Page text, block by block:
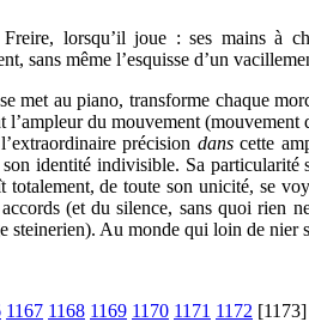
lorsqu’il joue : ses mains à
sans même l’esquisse d’un
met au piano, transforme chaque
l’ampleur du mouvement
précision danscette
identité indivisible. Sa
de toute son unicité, se
(et du silence, sans quoi rien
steinerien). Au monde qui loin de nier
1167 1168 1169 1170 1171 1172 [1173]